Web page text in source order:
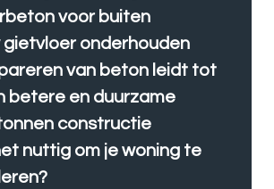
voor buiten
gietvloer onderhouden
van beton leidt tot
betere en duurzame
constructie
nuttig om je woning te